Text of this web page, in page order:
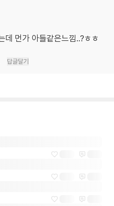
데 먼가 아들같은느낌..?ㅎㅎ
답글달기